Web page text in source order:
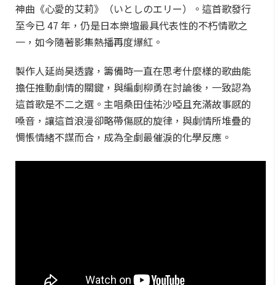
神曲《心愛的艾莉》（いとしのエリー）。這首歌發行
至今已 47 年，仍是日本樂壇最具代表性的不朽情歌之
一，如今隨著影集熱播再度爆紅。
製作人延尚昊透露，籌備時一直在思考什麼樣的歌曲能
擔任推動劇情的關鍵，與編劇柳勇在討論後，一致認為
這首歌是不二之選。主唱桑田佳祐沙啞且充滿故事感的
嗓音，讓這首浪漫卻略帶傷感的旋律，與劇情所堆疊的
惆悵情緒不謀而合，成為全劇最催淚的化學反應。